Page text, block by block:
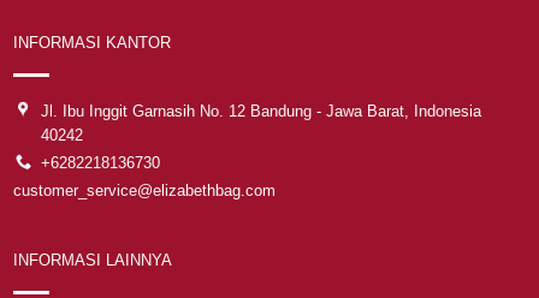
INFORMASI KANTOR
Jl. Ibu Inggit Garnasih No. 12 Bandung - Jawa Barat, Indonesia
40242
+6282218136730
customer_service@elizabethbag.com
INFORMASI LAINNYA